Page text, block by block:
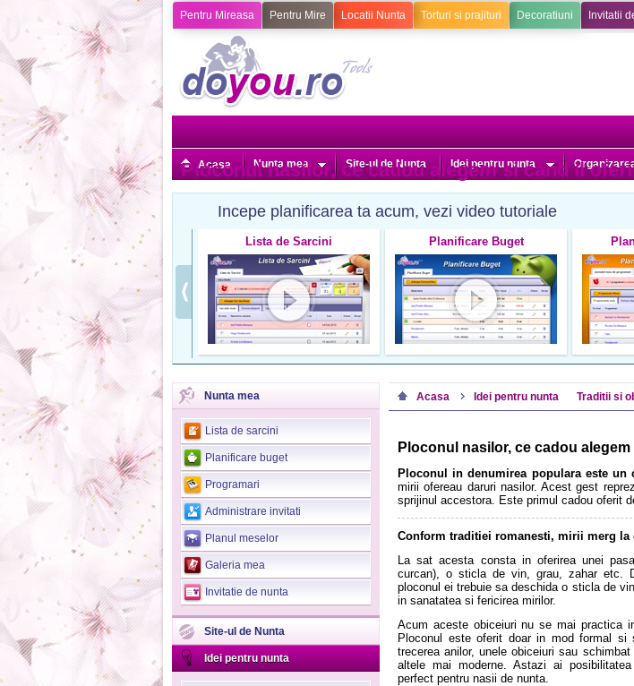
Pentru Mireasa Pentru Mire Locatii Nunta Torturi si prajituri Decoratiuni Invitatii
Acasa Nunta mea Site-ul de Nunta Idei pentru nunta
Ploconul nasilor, ce cadou alegem si cand il
Incepe planificarea ta acum, vezi video tutoriale
Lista de Sarcini Planificare Buget
Nunta mea
Lista de sarcini
Planificare buget
Programari
Administrare invitati
Planul meselor
Galeria mea
Invitatie de nunta
Site-ul de Nunta
Idei pentru nunta
Acasa Idei pentru nunta Traditii si
Ploconul nasilor, ce cadou
Ploconul in denumirea populara este
mirii ofereau daruri nasilor. Acest gest
sprijinul accestora. Este primul cadou oferit
Conform traditiei romanesti, mirii merg
La sat acesta consta in oferirea unei
curcan), o sticla de vin, grau, zahar etc.
ploconul ei trebuie sa deschida o sticla de
in sanatatea si fericirea mirilor.
Acum aceste obiceiuri nu se mai practica
Ploconul este oferit doar in mod formal si
trecerea anilor, unele obiceiuri sau
altele mai moderne. Astazi ai
perfect pentru nasii de nunta.